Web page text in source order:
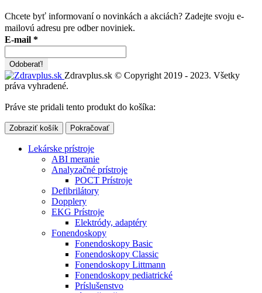
Chcete byť informovaní o novinkách a akciách? Zadejte svoju e-
mailovú adresu pre odber noviniek.
E-mail *
Zdravplus.sk © Copyright 2019 - 2023. Všetky
práva vyhradené.
Práve ste pridali tento produkt do košíka:
Zobraziť košík Pokračovať
Lekárske prístroje
ABI meranie
Analyzačné prístroje
POCT Prístroje
Defibrilátory
Dopplery
EKG Prístroje
Elektródy, adaptéry
Fonendoskopy
Fonendoskopy Basic
Fonendoskopy Classic
Fonendoskopy Littmann
Fonendoskopy pediatrické
Príslušenstvo